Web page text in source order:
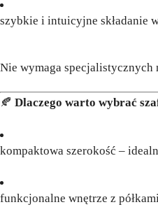
szybkie i intuicyjne składanie
Nie wymaga specjalistycznych
🍂 Dlaczego warto wybrać
kompaktowa szerokość –
funkcjonalne wnętrze z